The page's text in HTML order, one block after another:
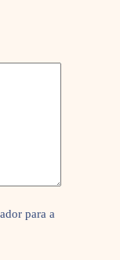
para a